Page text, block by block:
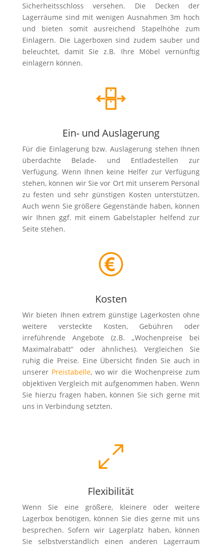
Sicherheitsschloss versehen. Die Decken der
Lagerräume sind mit wenigen Ausnahmen 3m hoch
und bieten somit ausreichend Stapelhöhe zum
Einlagern. Die Lagerboxen sind zudem sauber und
beleuchtet, damit Sie z.B. Ihre Möbel vernünftig
einlagern können.
Ein- und Auslagerung
Für die Einlagerung bzw. Auslagerung stehen Ihnen
überdachte Belade- und Entladestellen zur
Verfügung. Wenn Ihnen keine Helfer zur Verfügung
stehen, können wir Sie vor Ort mit unserem Personal
zu festen und sehr günstigen Kosten unterstützen.
Auch wenn Sie größere Gegenstände haben, können
wir Ihnen ggf. mit einem Gabelstapler helfend zur
Seite stehen.
Kosten
Wir bieten Ihnen extrem günstige Lagerkosten ohne
weitere versteckte Kosten, Gebühren oder
irreführende Angebote (z.B. „Wochenpreise bei
Maximalrabatt“ oder ähnliches). Vergleichen Sie
ruhig die Preise. Eine Übersicht finden Sie auch in
unserer Preistabelle, wo wir die Wochenpreise zum
objektiven Vergleich mit aufgenommen haben. Wenn
Sie hierzu fragen haben, können Sie sich gerne mit
uns in Verbindung setzten.
Flexibilität
Wenn Sie eine größere, kleinere oder weitere
Lagerbox benötigen, können Sie dies gerne mit uns
besprechen. Sofern wir Lagerplatz haben, können
Sie selbstverständlich einen anderen Lagerraum